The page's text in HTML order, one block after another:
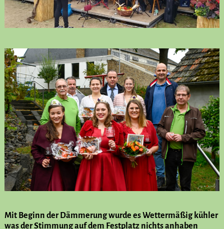
Mit Beginn der Dämmerung wurde es Wettermäßig kühler
was der Stimmung auf dem Festplatz nichts anhaben